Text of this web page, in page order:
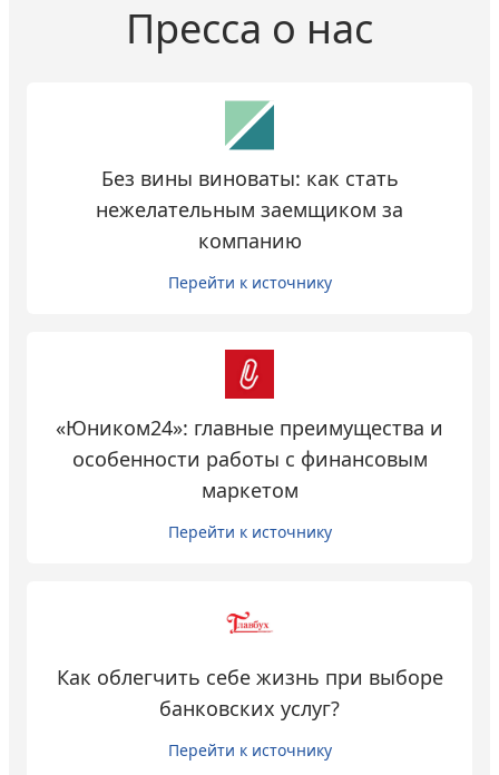
Пресса о нас
Без вины виноваты: как стать
нежелательным заемщиком за
компанию
Перейти к источнику
«Юником24»: главные преимущества и
особенности работы с финансовым
маркетом
Перейти к источнику
Как облегчить себе жизнь при выборе
банковских услуг?
Перейти к источнику